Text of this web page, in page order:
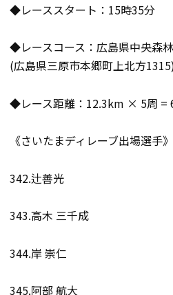
◆レーススタート：15時35分
◆レースコース：広島県中央森
(広島県三原市本郷町上北方
◆レース距離：12.3km × 5周 =
《さいたまディレーブ出場選手》
342.辻善光
343.高木 三千成
344.岸 崇仁
345.阿部 航大